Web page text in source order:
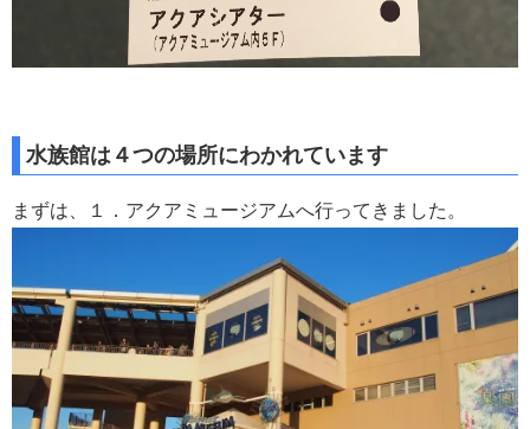
水族館は４つの場所にわかれています
まずは、１．アクアミュージアムへ行ってきました。